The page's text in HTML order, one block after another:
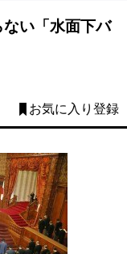
ない「水面下バ
お気に入り登録